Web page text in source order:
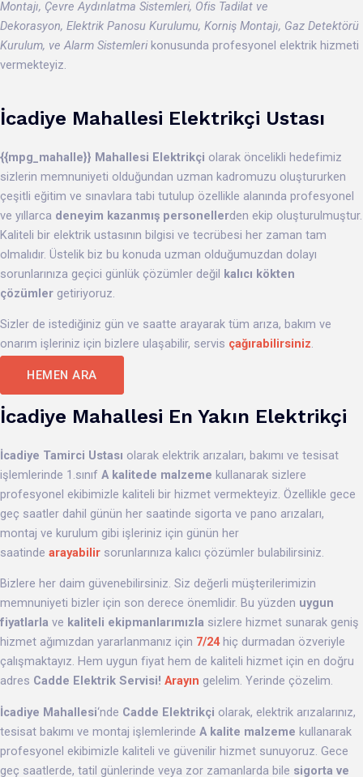
Montajı, Çevre Aydınlatma Sistemleri, Ofis Tadilat ve
Dekorasyon, Elektrik Panosu Kurulumu, Korniş Montajı, Gaz Detektörü
Kurulum, ve Alarm Sistemlerikonusunda profesyonel elektrik hizmeti
vermekteyiz.
İcadiye Mahallesi Elektrikçi Ustası
{{mpg_mahalle}} Mahallesi Elektrikçi olarak öncelikli hedefimiz
sizlerin memnuniyeti olduğundan uzman kadromuzu oluştururken
çeşitli eğitim ve sınavlara tabi tutulup özellikle alanında profesyonel
ve yıllarca deneyim kazanmış personellerden ekip oluşturulmuştur.
Kaliteli bir elektrik ustasının bilgisi ve tecrübesi her zaman tam
olmalıdır. Üstelik biz bu konuda uzman olduğumuzdan dolayı
sorunlarınıza geçici günlük çözümler değil kalıcı kökten
çözümler getiriyoruz.
Sizler de istediğiniz gün ve saatte arayarak tüm arıza, bakım ve
onarım işleriniz için bizlere ulaşabilir, servis çağırabilirsiniz.
HEMEN ARA
İcadiye Mahallesi En Yakın Elektrikçi
İcadiye Tamirci Ustası olarak elektrik arızaları, bakımı ve tesisat
işlemlerinde 1.sınıf A kalitede malzeme kullanarak sizlere
profesyonel ekibimizle kaliteli bir hizmet vermekteyiz. Özellikle gece
geç saatler dahil günün her saatinde sigorta ve pano arızaları,
montaj ve kurulum gibi işleriniz için günün her
saatinde arayabilir sorunlarınıza kalıcı çözümler bulabilirsiniz.
Bizlere her daim güvenebilirsiniz. Siz değerli müşterilerimizin
memnuniyeti bizler için son derece önemlidir. Bu yüzden uygun
fiyatlarla ve kaliteli ekipmanlarımızla sizlere hizmet sunarak geniş
hizmet ağımızdan yararlanmanız için 7/24hiç durmadan özveriyle
çalışmaktayız. Hem uygun fiyat hem de kaliteli hizmet için en doğru
adres Cadde Elektrik Servisi! Arayın gelelim. Yerinde çözelim.
İcadiye Mahallesi‘nde Cadde Elektrikçi olarak, elektrik arızalarınız,
tesisat bakımı ve montaj işlemlerinde A kalite malzeme kullanarak
profesyonel ekibimizle kaliteli ve güvenilir hizmet sunuyoruz. Gece
geç saatlerde, tatil günlerinde veya zor zamanlarda bile sigorta ve